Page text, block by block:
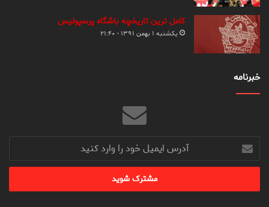
کامل ترین تاریخچه باشگاه پرسپولیس
یکشنبه ۱ بهمن ۱۳۹۱ - ۲۱:۴۰
خبرنامه
آدرس
ایمیل
خود
وارد